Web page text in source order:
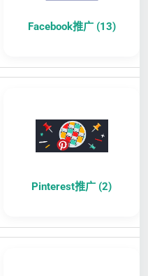
Facebook推广 (13)
Pinterest推广 (2)